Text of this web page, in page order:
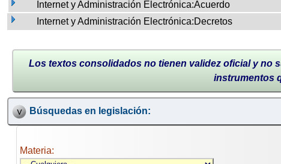
Internet y Administración Electrónica:Acuerdo
Internet y Administración Electrónica:Decretos
Los textos consolidados no tienen validez oficial y no
instrumentos
Búsquedas en legislación:
Materia: